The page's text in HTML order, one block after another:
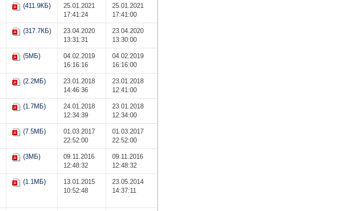
(411.9КБ)
25.01.2021
17:41:24
25.01.2021
17:41:00
(317.7КБ)
23.04.2020
13:31:31
23.04.2020
13:30:00
(5МБ)
04.02.2019
16:16:16
04.02.2019
16:16:00
(2.2МБ)
23.01.2018
14:46:36
23.01.2018
12:41:00
(1.7МБ)
24.01.2018
12:34:39
23.01.2018
12:34:00
(7.5МБ)
01.03.2017
22:52:00
01.03.2017
22:52:00
(3МБ)
09.11.2016
12:48:32
09.11.2016
12:48:32
(1.1МБ)
13.01.2015
10:52:48
23.05.2014
14:37:11